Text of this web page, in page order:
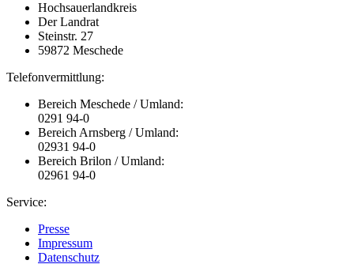
Hochsauerlandkreis
Der Landrat
Steinstr. 27
59872 Meschede
Telefonvermittlung:
Bereich Meschede / Umland:
0291 94-0
Bereich Arnsberg / Umland:
02931 94-0
Bereich Brilon / Umland:
02961 94-0
Service:
Presse
Impressum
Datenschutz